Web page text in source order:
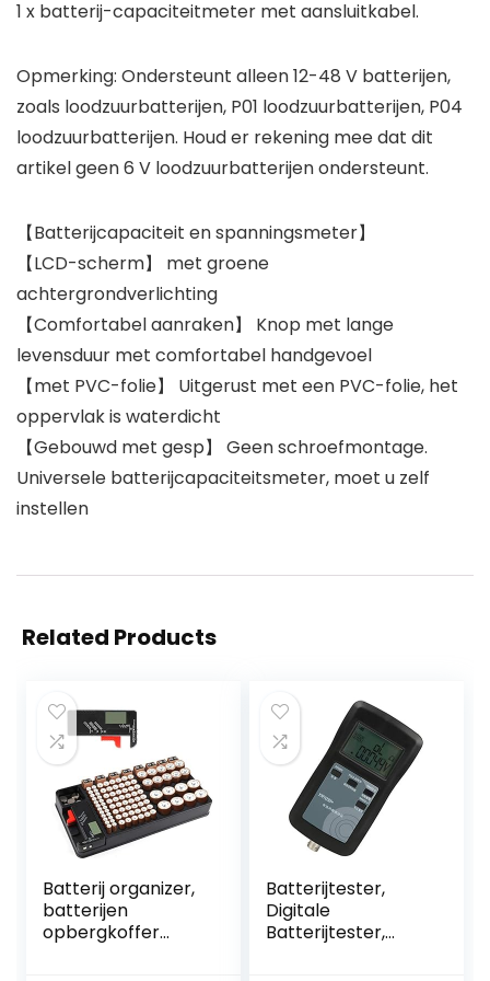
1 x batterij-capaciteitmeter met aansluitkabel.
Opmerking: Ondersteunt alleen 12-48 V batterijen,
zoals loodzuurbatterijen, P01 loodzuurbatterijen, P04
loodzuurbatterijen. Houd er rekening mee dat dit
artikel geen 6 V loodzuurbatterijen ondersteunt.
【Batterijcapaciteit en spanningsmeter】
【LCD-scherm】 met groene
achtergrondverlichting
【Comfortabel aanraken】 Knop met lange
levensduur met comfortabel handgevoel
【met PVC-folie】 Uitgerust met een PVC-folie, het
oppervlak is waterdicht
【Gebouwd met gesp】 Geen schroefmontage.
Universele batterijcapaciteitsmeter, moet u zelf
instellen
Related Products
Batterij organizer,
batterijen
opbergkoffer
Batterijtester,
Digitale
Batterijtester,